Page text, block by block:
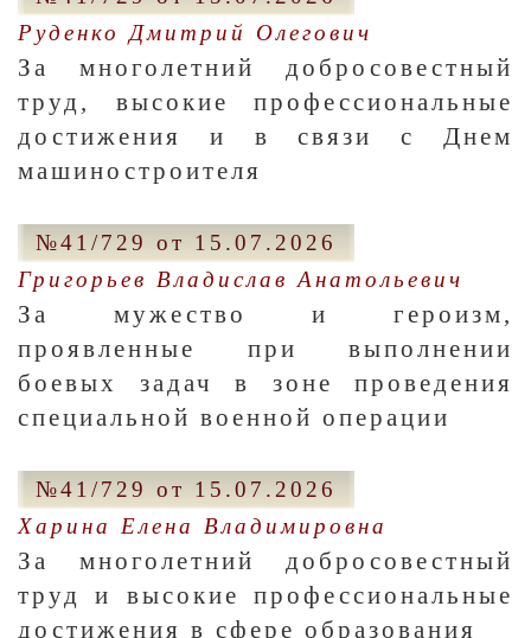
Руденко Дмитрий Олегович
За многолетний добросовестный
труд, высокие профессиональные
достижения и в связи с Днем
машиностроителя
№41/729 от 15.07.2026
Григорьев Владислав Анатольевич
За мужество и героизм,
проявленные при выполнении
боевых задач в зоне проведения
специальной военной операции
№41/729 от 15.07.2026
Харина Елена Владимировна
За многолетний добросовестный
труд и высокие профессиональные
достижения в сфере образования